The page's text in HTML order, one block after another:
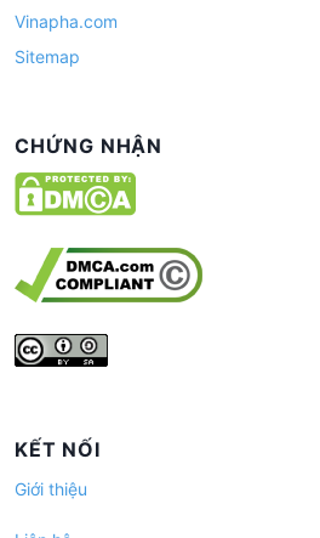
Vinapha.com
Sitemap
CHỨNG NHẬN
KẾT NỐI
Giới thiệu